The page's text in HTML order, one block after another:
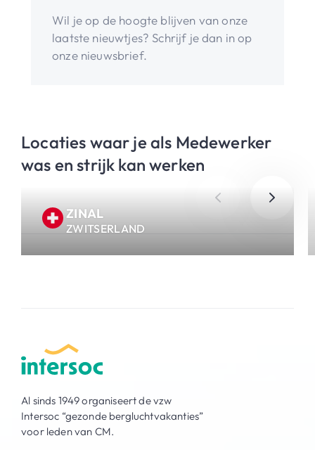
Wil je op de hoogte blijven van onze
laatste nieuwtjes? Schrijf je dan in op
onze nieuwsbrief.
Locaties waar je als Medewerker
was en strijk kan werken
ZINAL
ZWITSERLAND
Al sinds 1949 organiseert de vzw
Intersoc “gezonde bergluchtvakanties”
voor leden van CM.